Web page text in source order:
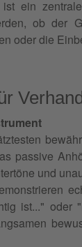
ist ein
ob der
oder die
passive
und
ist..."